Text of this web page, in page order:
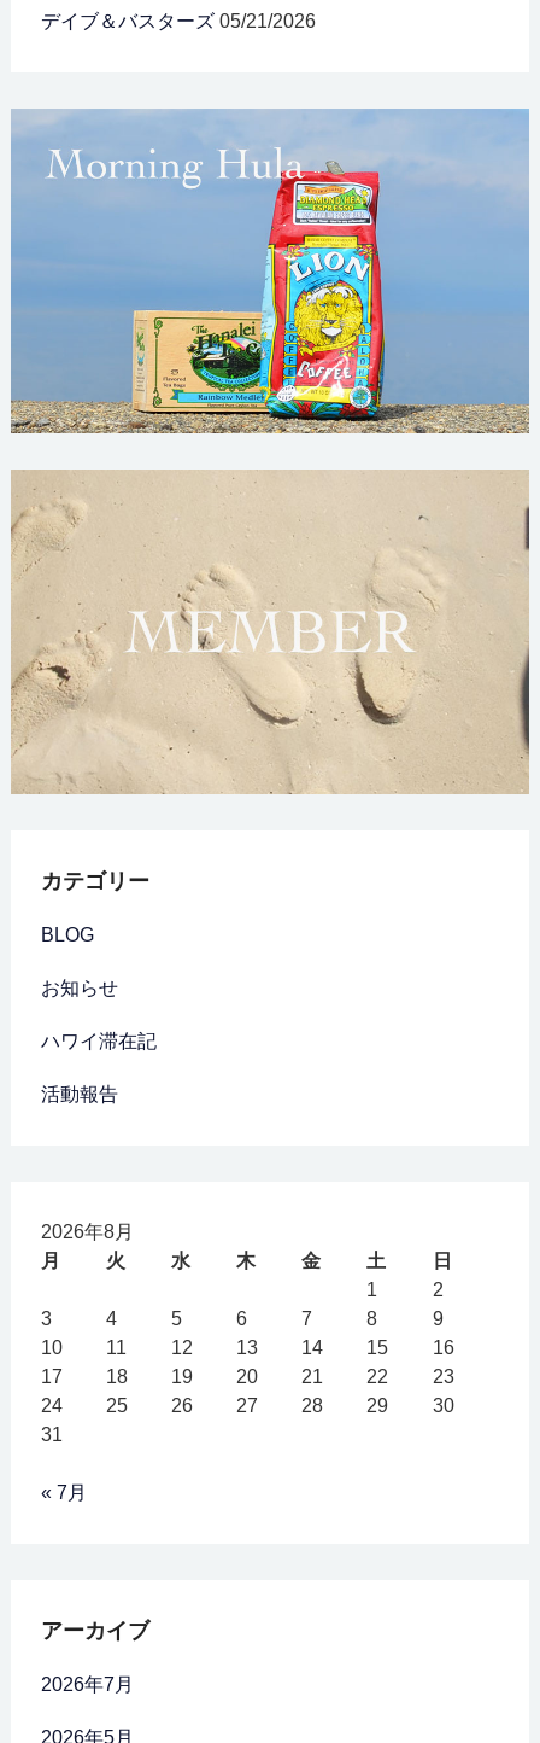
デイブ＆バスターズ 05/21/2026
カテゴリー
BLOG
お知らせ
ハワイ滞在記
活動報告
2026年8月
月
火 水 木 金 土
日
1
2
3
4 5 6 7 8
9
10
11 12 13 14 15
16
17
18 19 20 21 22
23
24
25 26 27 28 29
30
31
« 7月
アーカイブ
2026年7月
2026年5月